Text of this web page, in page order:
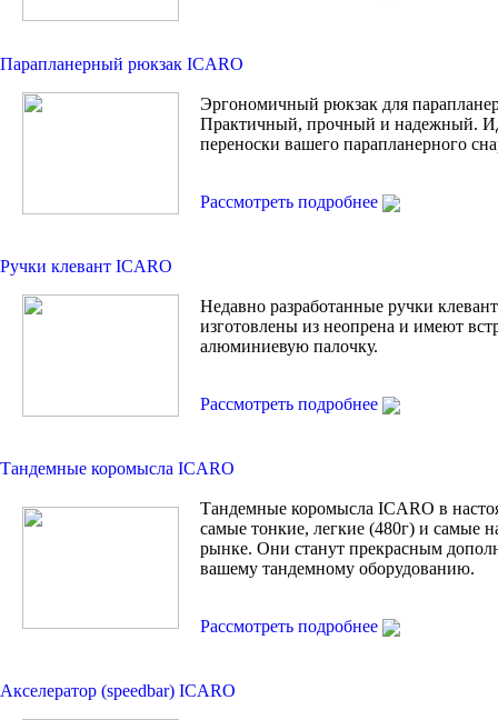
Парапланерный рюкзак ICARO
Эргономичный рюкзак для
Практичный, прочный и надежный.
переноски вашего парапланерного
Рассмотреть подробнее
Ручки клевант ICARO
Недавно разработанные ручки
изготовлены из неопрена и имеют
алюминиевую палочку.
Рассмотреть подробнее
Тандемные коромысла ICARO
Тандемные коромысла ICARO в
самые тонкие, легкие (480г) и самые
рынке. Они станут прекрасным
вашему тандемному оборудованию.
Рассмотреть подробнее
Акселератор (speedbar) ICARO